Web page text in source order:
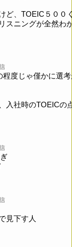
ど、TOEIC５００
スニングが全然わ
度じゃ僅かに選
入社時のTOEICの
見下す人